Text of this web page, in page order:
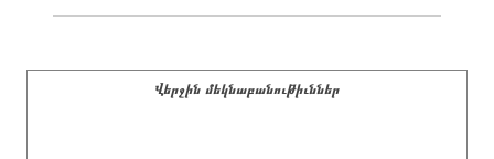
Վերջին մեկնաբանութիւններ